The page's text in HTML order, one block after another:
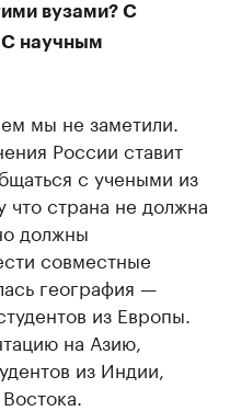
вузами? С
научным
мы не заметили.
России ставит
с учеными из
что страна не должна
должны
совместные
география —
из Европы.
на Азию,
из Индии,